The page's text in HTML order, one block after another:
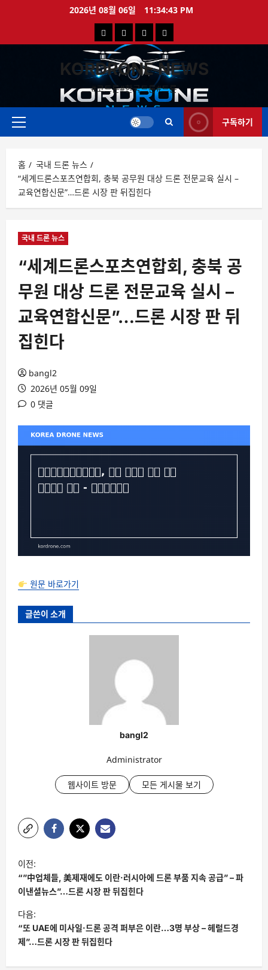
로
2026년 08월 06일 11:34:44 PM
국
내
드
론
뉴
해
외
드
론
뉴
드
영
상
드
론
특
가
KORDRONE NEWS
#코드론#한국드론#드론
주
구독하기
홈
국내 드론 뉴스
“세계드론스포츠연합회, 충북 공무원 대상 드론 전문교육 실시 –
교육연합신문”…드론 시장 판 뒤집힌다
국내 드론 뉴스
“세계드론스포츠연합회, 충북 공
무원 대상 드론 전문교육 실시 –
교육연합신문”…드론 시장 판 뒤
집힌다
bangl2
2026년 05월 09일
0 댓글
원문 바로가기
글쓴이 소개
bangl2
Administrator
웹사이트 방문 모든 게시물 보기
글
탐
색
이전:
“”中업체들, 美제재에도 이란·러시아에 드론 부품 지속 공급” – 파
이낸셜뉴스”…드론 시장 판 뒤집힌다
다음:
“또 UAE에 미사일·드론 공격 퍼부은 이란…3명 부상 – 헤럴드경
제”…드론 시장 판 뒤집힌다